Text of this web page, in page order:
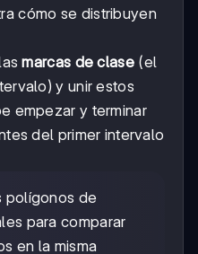
cómo se distribuyen
marcas de clase(el
y unir estos
empezar y terminar
del primer intervalo
polígonos de
para comparar
en la misma